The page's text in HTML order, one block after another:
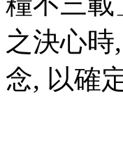
之決心
念, 以確